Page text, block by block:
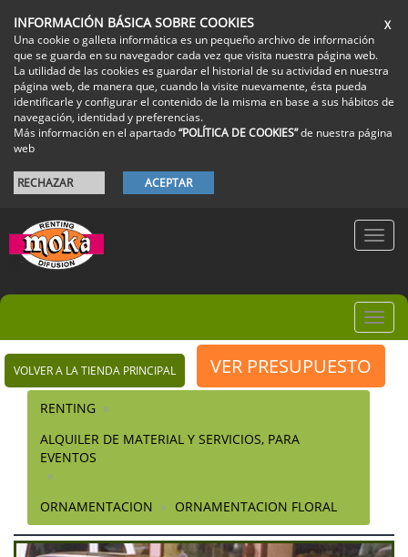
X
INFORMACIÓN BÁSICA SOBRE COOKIES
Una cookie o galleta informática es un pequeño archivo de información
que se guarda en su navegador cada vez que visita nuestra página web.
La utilidad de las cookies es guardar el historial de su actividad en nuestra
página web, de manera que, cuando la visite nuevamente, ésta pueda
identificarle y configurar el contenido de la misma en base a sus hábitos de
navegación, identidad y preferencias.
Más información en el apartado“POLÍTICA DE COOKIES”de nuestra página
web
RECHAZAR ACEPTAR
VER PRESUPUESTO
VOLVER A LA TIENDA PRINCIPAL
RENTING
ALQUILER DE MATERIAL Y SERVICIOS, PARA
EVENTOS
ORNAMENTACION ORNAMENTACION FLORAL